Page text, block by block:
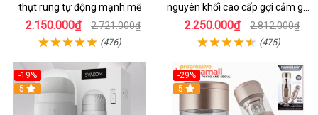
thụt rung tự động mạnh mẽ
2.150.000₫ 2.721.000₫
(476)
nguyên khối cao cấp gợi cảm giá
tốt
2.250.000₫ 2.812.000₫
(475)
-19%
5
-29%
5